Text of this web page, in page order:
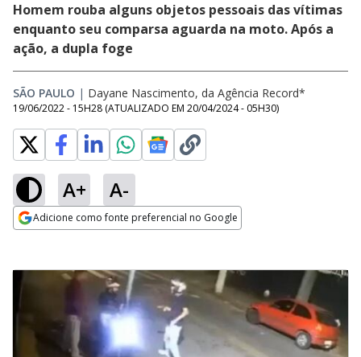
Homem rouba alguns objetos pessoais das vítimas
enquanto seu comparsa aguarda na moto. Após a
ação, a dupla foge
SÃO PAULO | Dayane Nascimento, da Agência Record*
19/06/2022 - 15H28 (ATUALIZADO EM 20/04/2024 - 05H30)
A+ A-
Adicione como fonte preferencial no Google